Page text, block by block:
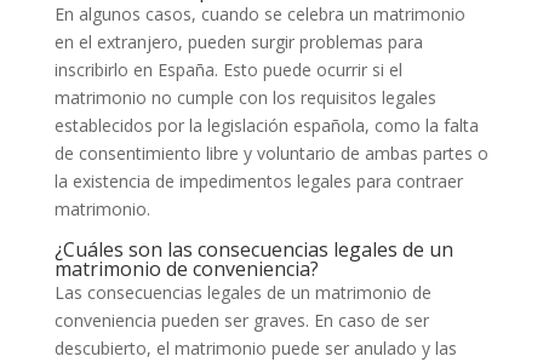
En algunos casos, cuando se celebra un matrimonio
en el extranjero, pueden surgir problemas para
inscribirlo en España. Esto puede ocurrir si el
matrimonio no cumple con los requisitos legales
establecidos por la legislación española, como la falta
de consentimiento libre y voluntario de ambas partes o
la existencia de impedimentos legales para contraer
matrimonio.
¿Cuáles son las consecuencias legales de un
matrimonio de conveniencia?
Las consecuencias legales de un matrimonio de
conveniencia pueden ser graves. En caso de ser
descubierto, el matrimonio puede ser anulado y las